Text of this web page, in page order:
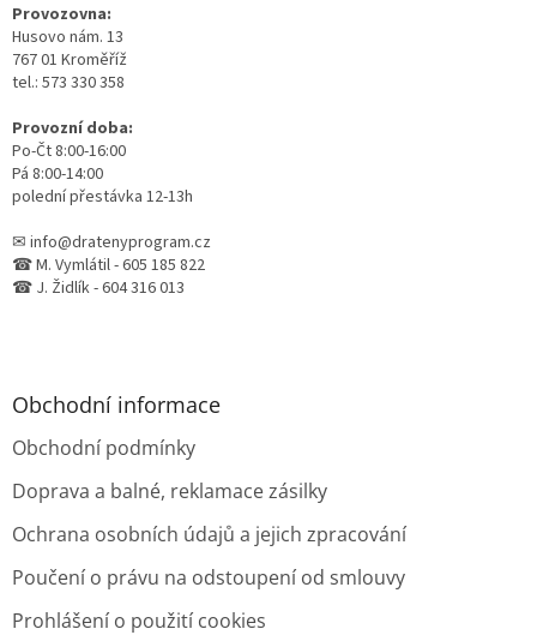
Provozovna:
Husovo nám. 13
767 01 Kroměříž
tel.: 573 330 358
Provozní doba:
Po-Čt 8:00-16:00
Pá 8:00-14:00
polední přestávka 12-13h
✉ info@dratenyprogram.cz
☎ M. Vymlátil - 605 185 822
☎ J. Židlík - 604 316 013
Obchodní informace
Obchodní podmínky
Doprava a balné, reklamace zásilky
Ochrana osobních údajů a jejich zpracování
Poučení o právu na odstoupení od smlouvy
Prohlášení o použití cookies